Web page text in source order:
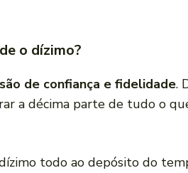
o dízimo?
de confiança e fidelidade.
a décima parte de tudo o
todo ao depósito do